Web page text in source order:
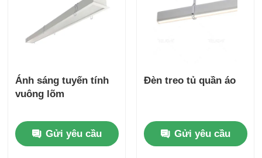
Ánh sáng tuyến tính
vuông lõm
Gửi yêu cầu
Đèn treo tủ quần áo
Gửi yêu cầu